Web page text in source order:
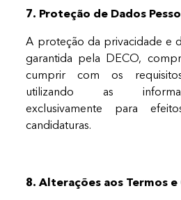
7. Proteção de Dados
A proteção da privacidade e
garantida pela DECO,
cumprir com os
utilizando as
exclusivamente para
candidaturas.
8. Alterações aos Termos